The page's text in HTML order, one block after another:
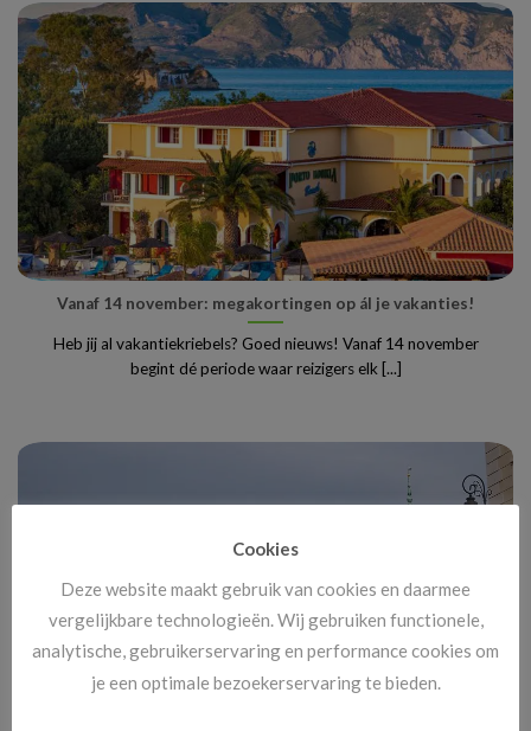
Vanaf 14 november: megakortingen op ál je vakanties!
Heb jij al vakantiekriebels? Goed nieuws! Vanaf 14 november
begint dé periode waar reizigers elk [...]
Cookies
Deze website maakt gebruik van cookies en daarmee
vergelijkbare technologieën. Wij gebruiken functionele,
analytische, gebruikerservaring en performance cookies om
je een optimale bezoekerservaring te bieden.